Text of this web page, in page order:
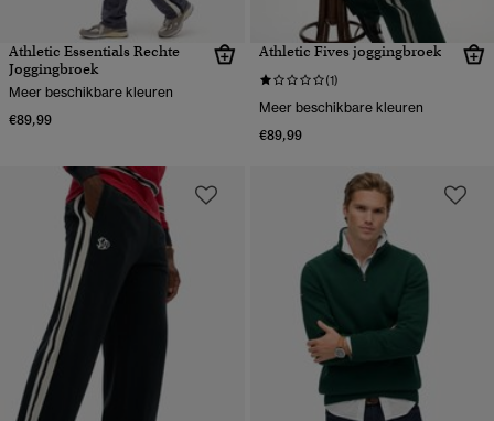
Athletic Essentials Rechte
Joggingbroek
Meer beschikbare kleuren
€89,99
Athletic Fives joggingbroek
(1)
Meer beschikbare kleuren
€89,99